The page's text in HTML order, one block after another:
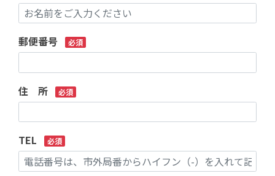
郵便番号 必須
住 所 必須
TEL 必須